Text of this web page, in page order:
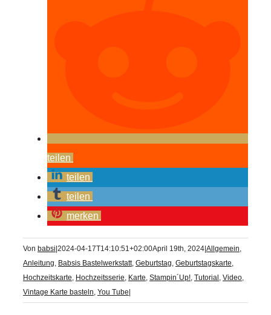
teilen
teilen
teilen
merken
Von babsi|2024-04-17T14:10:51+02:00April 19th, 2024|Allgemein
Anleitung Babsis Bastelwerkstatt, Geburtstag Geburtstagskarte
Hochzeitskarte Hochzeitsserie Karte Stampin´Up! Tutorial Video
Vintage Karte basteln You Tube|